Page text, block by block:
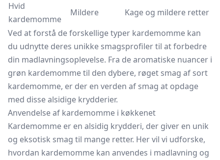
Hvid
kardemomme
Mildere
Kage og mildere retter
Ved at forstå de forskellige typer kardemomme kan
du udnytte deres unikke smagsprofiler til at forbedre
din madlavningsoplevelse. Fra de aromatiske nuancer i
grøn kardemomme til den dybere, røget smag af sort
kardemomme, er der en verden af smag at opdage
med disse alsidige krydderier.
Anvendelse af kardemomme i køkkenet
Kardemomme er en alsidig krydderi, der giver en unik
og eksotisk smag til mange retter. Her vil vi udforske,
hvordan kardemomme kan anvendes i madlavning og